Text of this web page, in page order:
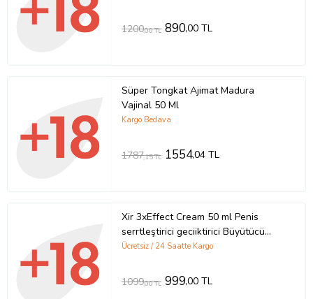
1200,00 TL 890,00 TL
Süper Tongkat Ajimat Madura
Vajinal 50 Ml
Kargo Bedava
1787,15 TL 1554,04 TL
Xir 3xEffect Cream 50 ml Penis
serrtleştirici geciiktirici Büyütücü
Krem + Yanında 2 Adet 50 ml Kuş
Kremi
Ücretsiz / 24 Saatte Kargo
1099,00 TL 999,00 TL